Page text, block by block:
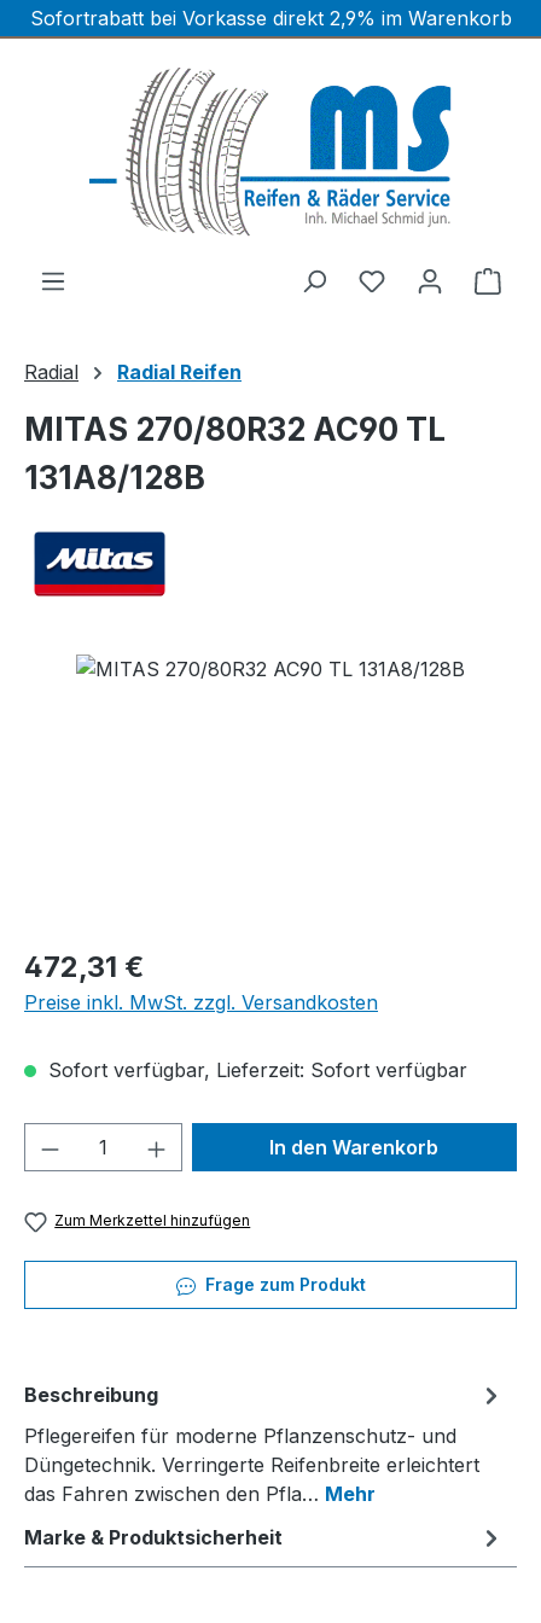
Zum Hauptinhalt springen
Sofortrabatt bei Vorkasse direkt 2,9% im Warenkorb
Radial Radial Reifen
MITAS 270/80R32 AC90 TL
131A8/128B
Bildergalerie überspringen
Regulärer Preis:
472,31 €
Preise inkl. MwSt. zzgl. Versandkosten
Sofort verfügbar, Lieferzeit: Sofort verfügbar
Produkt Anzahl: Gib denIn den Warenkorb
Zum Merkzettel hinzufügen
Frage zum Produkt
Beschreibung
Pflegereifen für moderne Pflanzenschutz- und
Düngetechnik. Verringerte Reifenbreite erleichtert
das Fahren zwischen den Pfla… Mehr
Marke & Produktsicherheit